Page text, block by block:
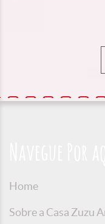
Home
Sobre a Casa Zuzu